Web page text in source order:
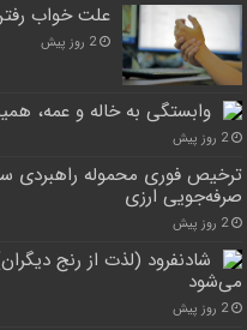
علت خواب
2 روز پیش
وابستگی به خاله و عمه،
2 روز پیش
ترخیص فوری محموله راهبردی
صرفه‌جویی ارزی
2 روز پیش
شادنفرود (لذت از رنج
می‌شود
2 روز پیش